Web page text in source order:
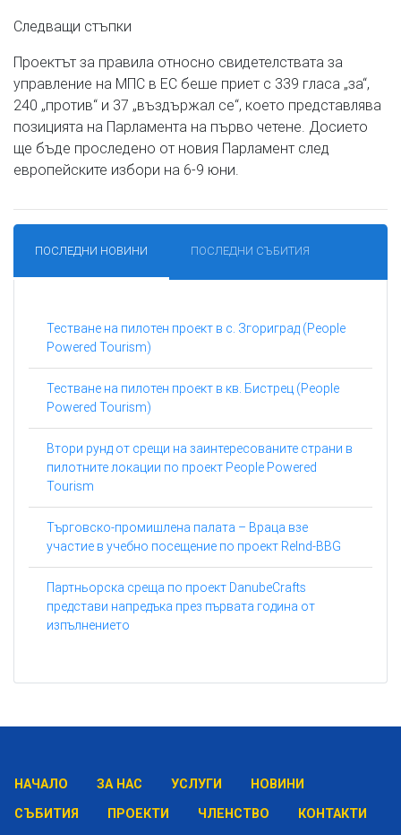
Следващи стъпки
Проектът за правила относно свидетелствата за
управление на МПС в ЕС беше приет с 339 гласа „за“,
240 „против“ и 37 „въздържал се“, което представлява
позицията на Парламента на първо четене. Досието
ще бъде проследено от новия Парламент след
европейските избори на 6-9 юни.
ПОСЛЕДНИ НОВИНИ ПОСЛЕДНИ СЪБИТИЯ
Тестване на пилотен проект в с. Згориград (People
Powered Tourism)
Тестване на пилотен проект в кв. Бистрец (People
Powered Tourism)
Втори рунд от срещи на заинтересованите страни в
пилотните локации по проект People Powered
Tourism
Търговско-промишлена палата – Враца взе
участие в учебно посещение по проект ReInd-BBG
Партньорска среща по проект DanubeCrafts
представи напредъка през първата година от
изпълнението
НАЧАЛО ЗА НАС УСЛУГИ
НОВИНИ
СЪБИТИЯ
ПРОЕКТИ ЧЛЕНСТВО КОНТАКТИ